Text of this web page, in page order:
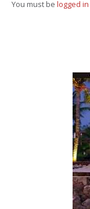
You must be logged in